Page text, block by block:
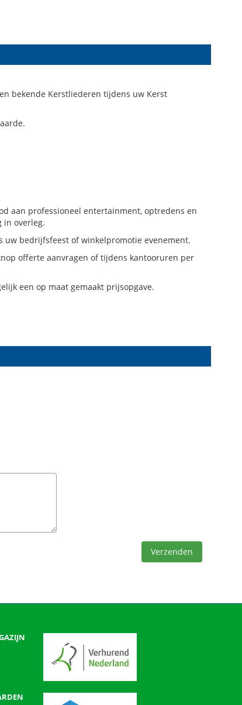
bekende Kerstliederen tijdens uw Kerst
aan professioneel entertainment, optredens en
overleg.
uw bedrijfsfeest of winkelpromotie evenement.
offerte aanvragen of tijdens kantooruren per
een op maat gemaakt prijsopgave.
Verzenden